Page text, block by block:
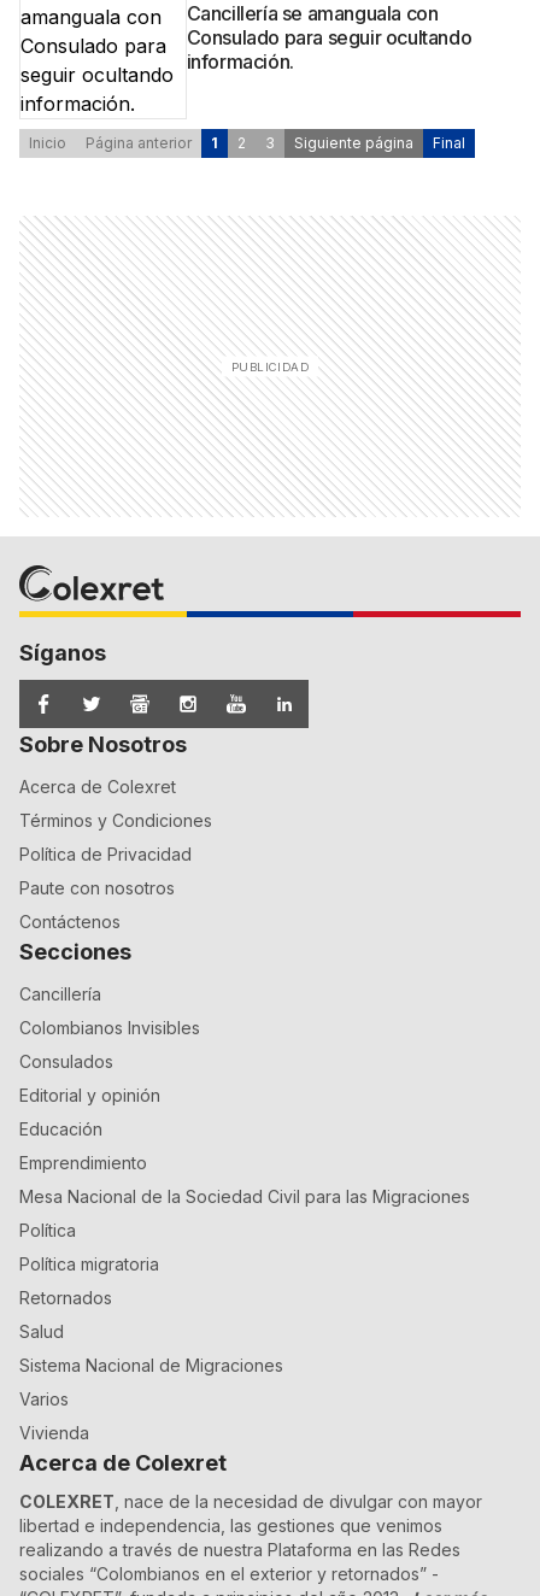
Cancillería se amanguala con
Consulado para seguir ocultando
información.
Inicio Página anterior 1 2 3 Siguiente página Final
Síganos
Sobre Nosotros
Acerca de Colexret
Términos y Condiciones
Política de Privacidad
Paute con nosotros
Contáctenos
Secciones
Cancillería
Colombianos Invisibles
Consulados
Editorial y opinión
Educación
Emprendimiento
Mesa Nacional de la Sociedad Civil para las Migraciones
Política
Política migratoria
Retornados
Salud
Sistema Nacional de Migraciones
Varios
Vivienda
Acerca de Colexret
COLEXRET , nace de la necesidad de divulgar con mayor
libertad e independencia, las gestiones que venimos
realizando a través de nuestra Plataforma en las Redes
sociales “Colombianos en el exterior y retornados” -